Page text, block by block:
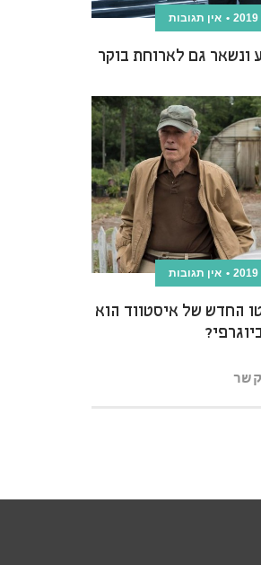
אין תגובות
ונשאר גם לארוחת בוקר
אין תגובות
החדש של איסטווד הוא